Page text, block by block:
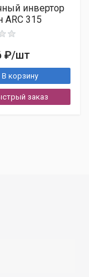
инвертор
ARC 315
₽/шт
В корзину
заказ